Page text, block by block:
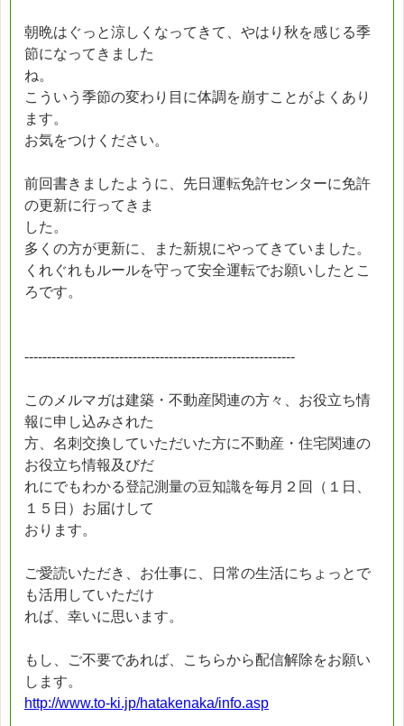
朝晩はぐっと涼しくなってきて、やはり秋を感じる季
節になってきました
ね。
こういう季節の変わり目に体調を崩すことがよくあり
ます。
お気をつけください。
前回書きましたように、先日運転免許センターに免許
の更新に行ってきま
した。
多くの方が更新に、また新規にやってきていました。
くれぐれもルールを守って安全運転でお願いしたとこ
ろです。
------------------------------------------------------------
このメルマガは建築・不動産関連の方々、お役立ち情
報に申し込みされた
方、名刺交換していただいた方に不動産・住宅関連の
お役立ち情報及びだ
れにでもわかる登記測量の豆知識を毎月２回（１日、
１５日）お届けして
おります。
ご愛読いただき、お仕事に、日常の生活にちょっとで
も活用していただけ
れば、幸いに思います。
もし、ご不要であれば、こちらから配信解除をお願い
します。
http://www.to-ki.jp/hatakenaka/info.asp